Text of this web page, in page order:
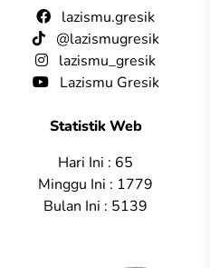
lazismu.gresik
@lazismugresik
lazismu_gresik
Lazismu Gresik
Statistik Web
Hari Ini : 65
Minggu Ini : 1779
Bulan Ini : 5139